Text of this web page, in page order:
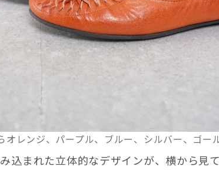
オレンジ、パープル、ブルー、シルバー、ゴール
込まれた立体的なデザインが、横から見